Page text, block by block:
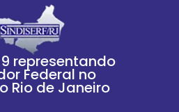
representando
Federal no
Rio de Janeiro